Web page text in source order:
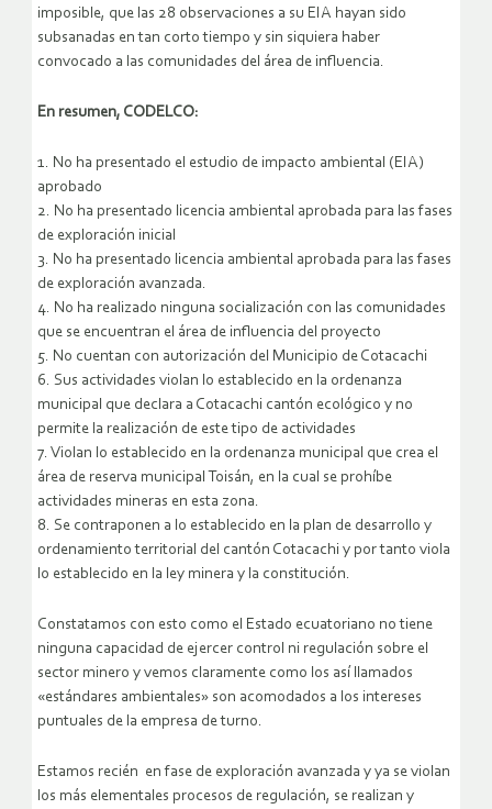
imposible, que las 28 observaciones a su EIA hayan sido
subsanadas en tan corto tiempo y sin siquiera haber
convocado a las comunidades del área de influencia.
En resumen, CODELCO:
1. No ha presentado el estudio de impacto ambiental (EIA)
aprobado
2. No ha presentado licencia ambiental aprobada para las fases
de exploración inicial
3. No ha presentado licencia ambiental aprobada para las fases
de exploración avanzada.
4. No ha realizado ninguna socialización con las comunidades
que se encuentran el área de influencia del proyecto
5. No cuentan con autorización del Municipio de Cotacachi
6. Sus actividades violan lo establecido en la ordenanza
municipal que declara a Cotacachi cantón ecológico y no
permite la realización de este tipo de actividades
7. Violan lo establecido en la ordenanza municipal que crea el
área de reserva municipal Toisán, en la cual se prohíbe
actividades mineras en esta zona.
8. Se contraponen a lo establecido en la plan de desarrollo y
ordenamiento territorial del cantón Cotacachi y por tanto viola
lo establecido en la ley minera y la constitución.
Constatamos con esto como el Estado ecuatoriano no tiene
ninguna capacidad de ejercer control ni regulación sobre el
sector minero y vemos claramente como los así llamados
«estándares ambientales» son acomodados a los intereses
puntuales de la empresa de turno.
Estamos recién en fase de exploración avanzada y ya se violan
los más elementales procesos de regulación, se realizan y